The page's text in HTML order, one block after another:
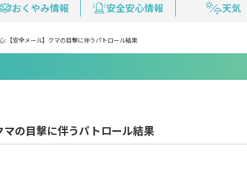
ス
イベント
おくやみ情報
安全安心情報 天気
ライブ配信
見逃し配信
:【安全メール】クマの目撃に伴うパトロール結果
の目撃に伴うパトロール結果